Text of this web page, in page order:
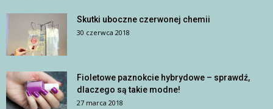
Skutki uboczne czerwonej chemii
30 czerwca 2018
Fioletowe paznokcie hybrydowe – sprawdź,
dlaczego są takie modne!
27 marca 2018